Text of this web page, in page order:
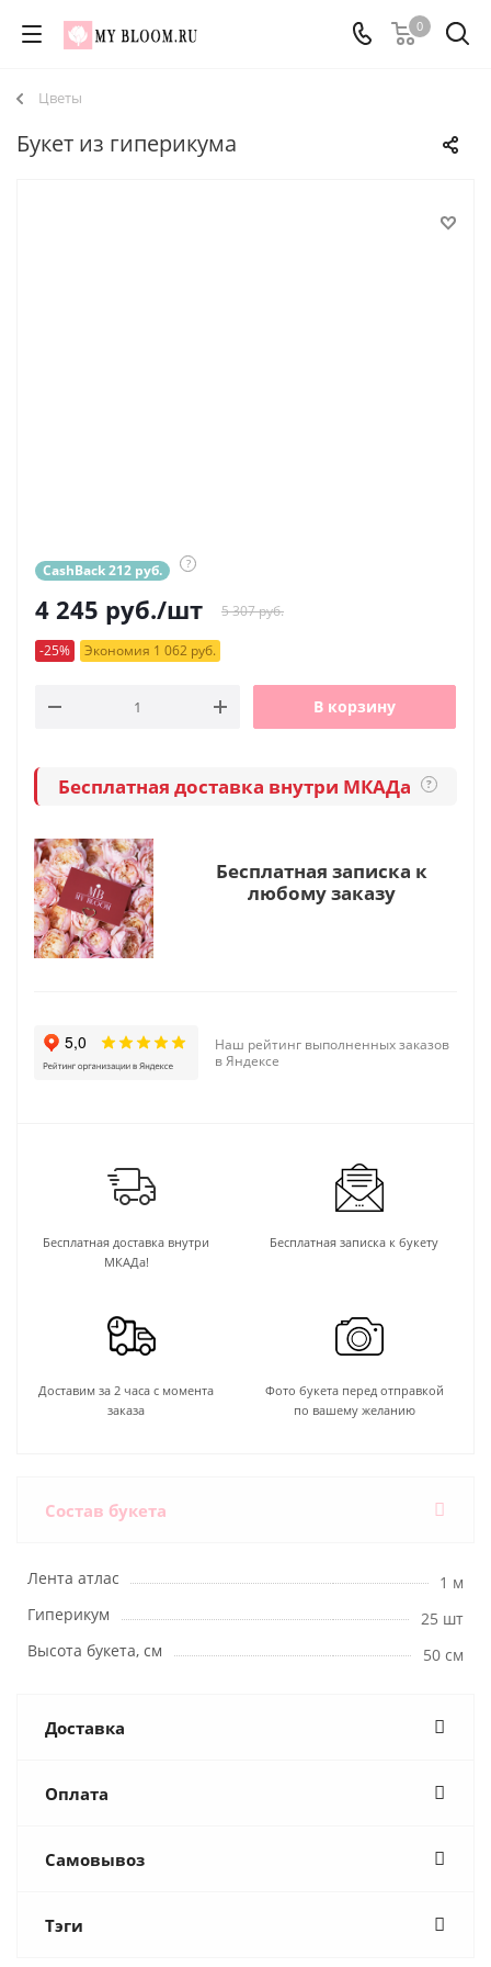
0
Цветы
Букет из гиперикума
CashBack 212 руб. ?
4 245 руб./шт 5 307 руб.
-25% Экономия 1 062 руб.
В корзину
Бесплатная доставка внутри МКАДа ?
Бесплатная записка к
любому заказу
Наш рейтинг выполненных заказов
в Яндексе
Бесплатная доставка внутри
МКАДа!
Бесплатная записка к букету
Доставим за 2 часа с момента
заказа
Фото букета перед отправкой
по вашему желанию
Состав букета
Лента атлас
1 м
Гиперикум
25 шт
Высота букета, см
50 см
Доставка
Оплата
Самовывоз
Тэги